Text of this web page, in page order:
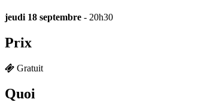
jeudi 18 septembre - 20h30
Prix
Gratuit
Quoi